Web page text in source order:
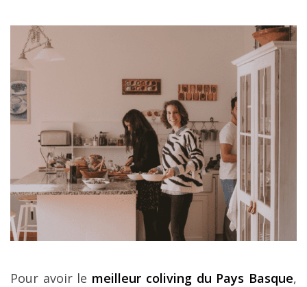
Pour avoir le meilleur coliving du Pays Basque,